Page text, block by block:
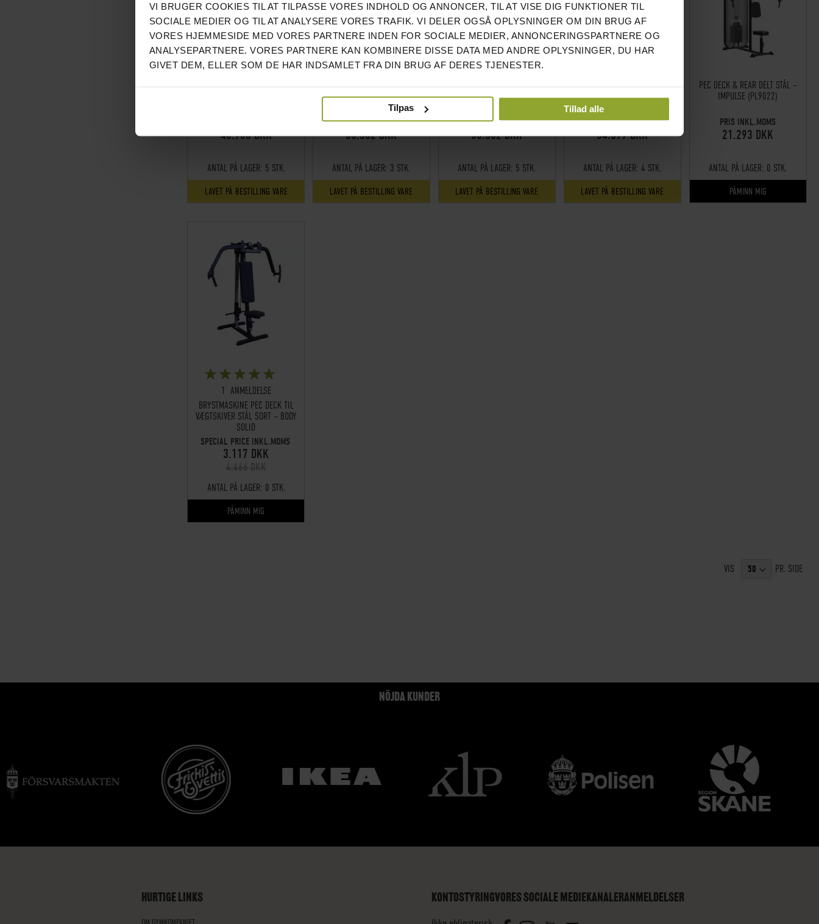
VI BRUGER COOKIES TIL AT TILPASSE VORES INDHOLD OG ANNONCER, TIL AT VISE DIG FUNKTIONER TIL
SOCIALE MEDIER OG TIL AT ANALYSERE VORES TRAFIK. VI DELER OGSÅ OPLYSNINGER OM DIN BRUG AF
VORES HJEMMESIDE MED VORES PARTNERE INDEN FOR SOCIALE MEDIER, ANNONCERINGSPARTNERE OG
ANALYSEPARTNERE. VORES PARTNERE KAN KOMBINERE DISSE DATA MED ANDRE OPLYSNINGER, DU HAR
GIVET DEM, ELLER SOM DE HAR INDSAMLET FRA DIN BRUG AF DERES TJENESTER.
Tilpas Tillad alle
SKULDERPRESMASKINE STÅL SORT
40.960 DKK
ANTAL PÅ LAGER: 5 STK.
LAVET PÅ BESTILLING VARE
SKULDERPRES STÅL SORT – BH
FITNESS
PRIS INKL.MOMS
55.302 DKK
ANTAL PÅ LAGER: 3 STK.
LAVET PÅ BESTILLING VARE
BRYSTMASKINE PEC DECK STÅL
SORT – BH FITNESS
PRIS INKL.MOMS
55.302 DKK
ANTAL PÅ LAGER: 5 STK.
LAVET PÅ BESTILLING VARE
PEC DECK/BAGSKULDER STÅL
SORT – BH FITNESS
PRIS INKL.MOMS
54.599 DKK
ANTAL PÅ LAGER: 4 STK.
LAVET PÅ BESTILLING VARE
PEC DECK & REAR DELT STÅL –
IMPULSE (PL9022)
PRIS INKL.MOMS
21.293 DKK
ANTAL PÅ LAGER: 0 STK.
PÅMINN MIG
BEDØMMELSE:
100%
1 ANMELDELSE
BRYSTMASKINE PEC DECK TIL
VÆGTSKIVER STÅL SORT – BODY
SOLID
SPECIAL PRICE INKL.MOMS
3.117 DKK
4.466 DKK
ANTAL PÅ LAGER: 0 STK.
PÅMINN MIG
VIS PR. SIDE
NÖJDA KUNDER
HURTIGE LINKS KONTOSTYRINGVORES SOCIALE MEDIEKANALERANMELDELSER